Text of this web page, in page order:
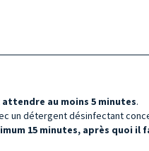
attendre au moins 5 minutes.
un détergent désinfectant
15 minutes, après quoi